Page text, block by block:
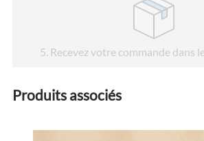
5 . Recevez votre commande dans
Produits associés